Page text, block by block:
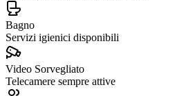
Bagno
Servizi igienici disponibili
Video Sorvegliato
Telecamere sempre attive